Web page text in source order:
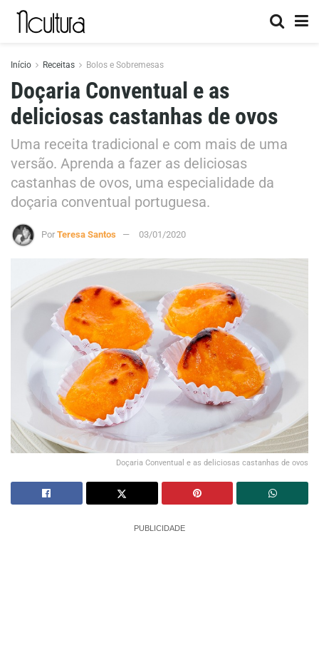
Início Receitas Bolos e Sobremesas
Doçaria Conventual e as
deliciosas castanhas de ovos
Uma receita tradicional e com mais de uma
versão. Aprenda a fazer as deliciosas
castanhas de ovos, uma especialidade da
doçaria conventual portuguesa.
Por Teresa Santos 03/01/2020
Doçaria Conventual e as deliciosas castanhas de ovos
PUBLICIDADE